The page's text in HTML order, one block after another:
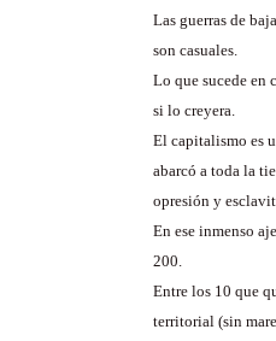
Las guerras de
son casuales.
Lo que sucede en
si lo creyera.
El capitalismo es
abarcó a toda la
opresión y
En ese inmenso
200.
Entre los 10 que
territorial (sin